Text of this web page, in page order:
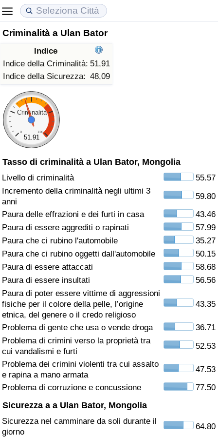
Criminalità a Ulan Bator
Indice
Indice della Criminalità: 51,91
Indice della Sicurezza: 48,09
Criminalità
0 120
51.91
Tasso di criminalità a Ulan Bator, Mongolia
Livello di criminalità
55.57
Incremento della criminalità negli ultimi 3
anni
59.80
Paura delle effrazioni e dei furti in casa
43.46
Paura di essere aggrediti o rapinati
57.99
Paura che ci rubino l'automobile
35.27
Paura che ci rubino oggetti dall'automobile
50.15
Paura di essere attaccati
58.68
Paura di essere insultati
56.56
Paura di poter essere vittime di aggressioni
fisiche per il colore della pelle, l’origine
etnica, del genere o il credo religioso
43.35
Problema di gente che usa o vende droga
36.71
Problema di crimini verso la proprietà tra
cui vandalismi e furti
52.53
Problema dei crimini violenti tra cui assalto
e rapina a mano armata
47.53
Problema di corruzione e concussione
77.50
Sicurezza a a Ulan Bator, Mongolia
Sicurezza nel camminare da soli durante il
giorno
64.80
Costo della vita
Indice Del Costo Della Vita (corrente)
Indice Del Costo Della Vita
Indice del Costo della Vita per Nazione
ad Aqaba
Prezzi degli immobili
Indice del Prezzo delle Case (Corrente)
Indice del Prezzo delle Case
Indice del Prezzo delle Case per Nazione
Qualità della Vita
Indice della Qualità della Vita
Indice della Qualità della Vita (Corrente)
Indice della qualità della vita per Paese
Criminalità
Indice del Tasso di Criminalità (Corrente)
Indice della Criminalità
Indice di criminalità per paese
Assistenza Sanitaria
Indice dell’Assistenza Sanitaria (Corrente)
Indice dell’Assistenza Sanitaria
Indice dell’Assistenza Sanitaria per
Nazione
Inquinamento
Indice dell’Inquinamento (Corrente)
Indice dell’Inquinamento per Nazione